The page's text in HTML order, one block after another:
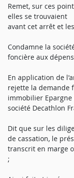
Remet, sur ces
elles se trouvaient
avant cet arrêt et
Condamne la
foncière aux
En application de
rejette la demande
immobilier
société Decathlon
Dit que sur les
de cassation, le
transcrit en marge
;